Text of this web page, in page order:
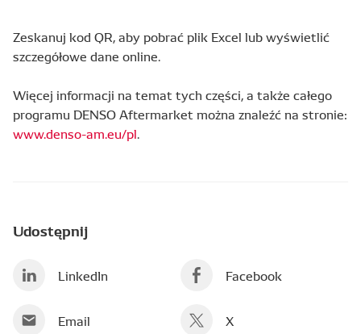
Zeskanuj kod QR, aby pobrać plik Excel lub wyświetlić
szczegółowe dane online.
Więcej informacji na temat tych części, a także całego
programu DENSO Aftermarket można znaleźć na stronie:
www.denso-am.eu/pl.
Udostępnij
LinkedIn Facebook
Email X